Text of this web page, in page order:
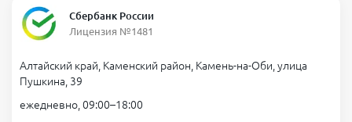
На одобрение уходит меньше минуты и вы получаете
мгновенный перевод на карту без проверки кредитной
истории и без справок.
Удобные сроки: на неделю, месяц и до
зарплаты
Сбербанк России
Лицензия №1481
Алтайский край, Каменский район, Камень-на-Оби, улица
Пушкина, 39
ежедневно, 09:00–18:00